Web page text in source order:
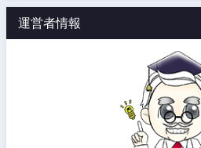
運営者情報